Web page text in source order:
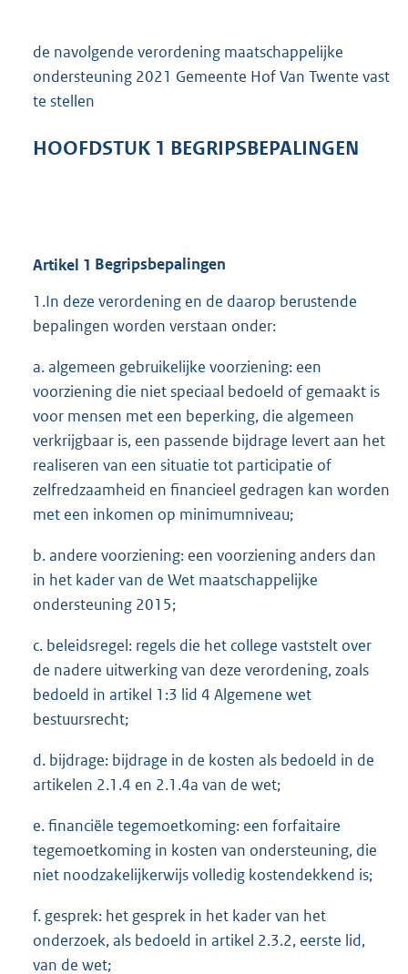
de navolgende verordening maatschappelijke
ondersteuning 2021 Gemeente Hof Van Twente vast
te stellen
HOOFDSTUK 1 BEGRIPSBEPALINGEN
Artikel 1 Begripsbepalingen
1.In deze verordening en de daarop berustende
bepalingen worden verstaan onder:
a. algemeen gebruikelijke voorziening: een
voorziening die niet speciaal bedoeld of gemaakt is
voor mensen met een beperking, die algemeen
verkrijgbaar is, een passende bijdrage levert aan het
realiseren van een situatie tot participatie of
zelfredzaamheid en financieel gedragen kan worden
met een inkomen op minimumniveau;
b. andere voorziening: een voorziening anders dan
in het kader van de Wet maatschappelijke
ondersteuning 2015;
c. beleidsregel: regels die het college vaststelt over
de nadere uitwerking van deze verordening, zoals
bedoeld in artikel 1:3 lid 4 Algemene wet
bestuursrecht;
d. bijdrage: bijdrage in de kosten als bedoeld in de
artikelen 2.1.4 en 2.1.4a van de wet;
e. financiële tegemoetkoming: een forfaitaire
tegemoetkoming in kosten van ondersteuning, die
niet noodzakelijkerwijs volledig kostendekkend is;
f. gesprek: het gesprek in het kader van het
onderzoek, als bedoeld in artikel 2.3.2, eerste lid,
van de wet;